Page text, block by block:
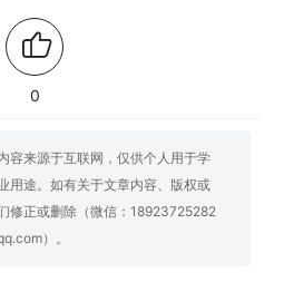
0
容来源于互联网，仅供个人用于学
用途。如有关于文章内容、版权或
修正或删除（微信：18923725282
）。